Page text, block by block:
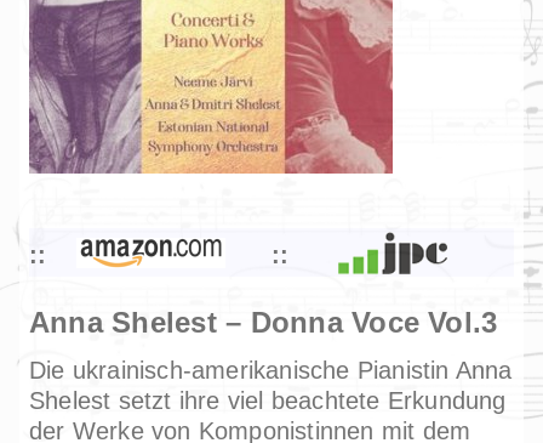
Anna Shelest – Donna Voce Vol.3
Die ukrainisch-amerikanische Pianistin Anna
Shelest setzt ihre viel beachtete Erkundung
der Werke von Komponistinnen mit dem